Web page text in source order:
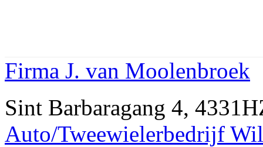
Firma J. van Moolenbroek
Sint Barbaragang 4,
Auto/Tweewielerbedrijf